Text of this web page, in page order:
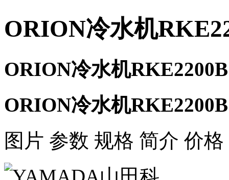
ORION冷水机
ORION冷水机
ORION冷水机
图片 参数 规格 简介 价